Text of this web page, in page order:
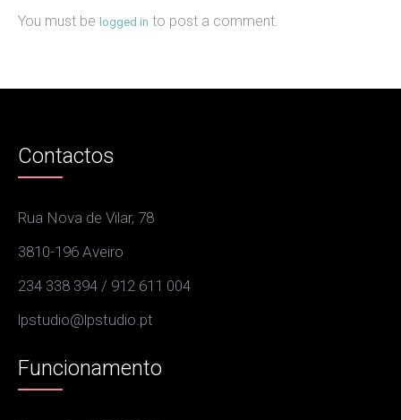
You must be logged in to post a comment.
Contactos
Rua Nova de Vilar, 78
3810-196 Aveiro
234 338 394 / 912 611 004
lpstudio@lpstudio.pt
Funcionamento